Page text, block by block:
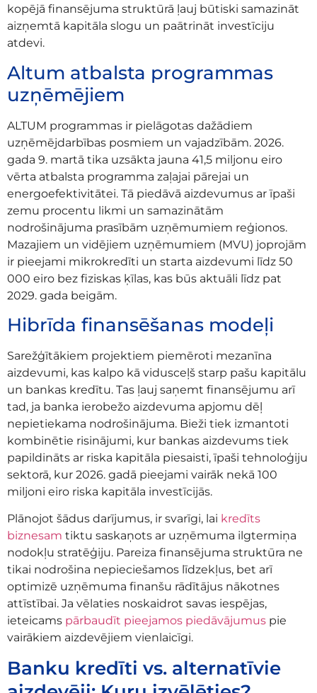
kopējā finansējuma struktūrā ļauj būtiski samazināt
aizņemtā kapitāla slogu un paātrināt investīciju
atdevi.
Altum atbalsta programmas
uzņēmējiem
ALTUM programmas ir pielāgotas dažādiem
uzņēmējdarbības posmiem un vajadzībām. 2026.
gada 9. martā tika uzsākta jauna 41,5 miljonu eiro
vērta atbalsta programma zaļajai pārejai un
energoefektivitātei. Tā piedāvā aizdevumus ar īpaši
zemu procentu likmi un samazinātām
nodrošinājuma prasībām uzņēmumiem reģionos.
Mazajiem un vidējiem uzņēmumiem (MVU) joprojām
ir pieejami mikrokredīti un starta aizdevumi līdz 50
000 eiro bez fiziskas ķīlas, kas būs aktuāli līdz pat
2029. gada beigām.
Hibrīda finansēšanas modeļi
Sarežģītākiem projektiem piemēroti mezanīna
aizdevumi, kas kalpo kā vidusceļš starp pašu kapitālu
un bankas kredītu. Tas ļauj saņemt finansējumu arī
tad, ja banka ierobežo aizdevuma apjomu dēļ
nepietiekama nodrošinājuma. Bieži tiek izmantoti
kombinētie risinājumi, kur bankas aizdevums tiek
papildināts ar riska kapitāla piesaisti, īpaši tehnoloģiju
sektorā, kur 2026. gadā pieejami vairāk nekā 100
miljoni eiro riska kapitāla investīcijās.
Plānojot šādus darījumus, ir svarīgi, lai kredīts
biznesam tiktu saskaņots ar uzņēmuma ilgtermiņa
nodokļu stratēģiju. Pareiza finansējuma struktūra ne
tikai nodrošina nepieciešamos līdzekļus, bet arī
optimizē uzņēmuma finanšu rādītājus nākotnes
attīstībai. Ja vēlaties noskaidrot savas iespējas,
ieteicams pārbaudīt pieejamos piedāvājumus pie
vairākiem aizdevējiem vienlaicīgi.
Banku kredīti vs. alternatīvie